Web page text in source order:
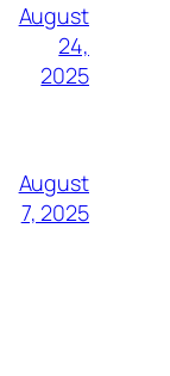
August
24,
2025
August
7, 2025